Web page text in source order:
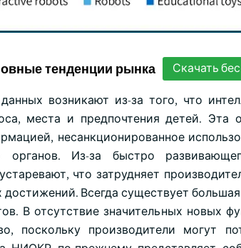
тенденции рынка Скачать
возникают из-за того, что
места и предпочтения детей. Эта
несанкционированное
органов. Из-за быстро
что затрудняет
Всегда существует
В отсутствие значительных новых
поскольку производители могут